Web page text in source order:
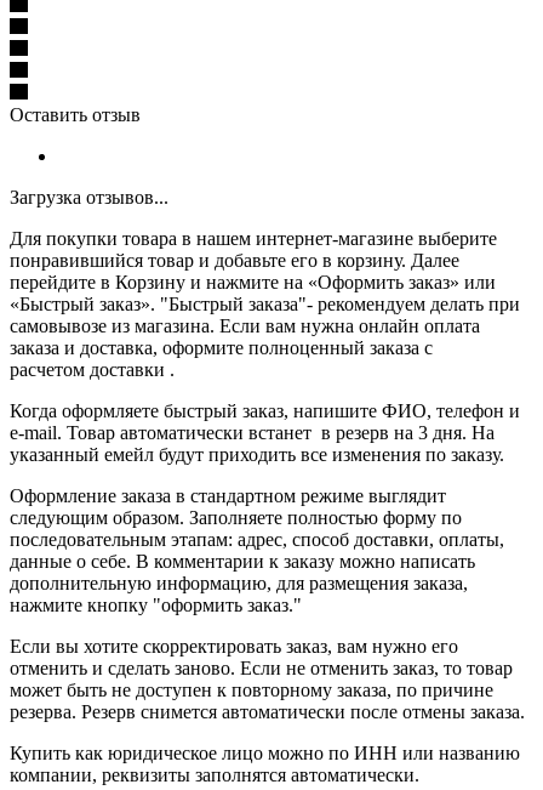
Оставить отзыв
Загрузка отзывов...
Для покупки товара в нашем интернет-магазине выберите
понравившийся товар и добавьте его в корзину. Далее
перейдите в Корзину и нажмите на «Оформить заказ» или
«Быстрый заказ». "Быстрый заказа"- рекомендуем делать при
самовывозе из магазина. Если вам нужна онлайн оплата
заказа и доставка, оформите полноценный заказа с
расчетом доставки .
Когда оформляете быстрый заказ, напишите ФИО, телефон и
e-mail. Товар автоматически встанет в резерв на 3 дня. На
указанный емейл будут приходить все изменения по заказу.
Оформление заказа в стандартном режиме выглядит
следующим образом. Заполняете полностью форму по
последовательным этапам: адрес, способ доставки, оплаты,
данные о себе. В комментарии к заказу можно написать
дополнительную информацию, для размещения заказа,
нажмите кнопку "оформить заказ."
Если вы хотите скорректировать заказ, вам нужно его
отменить и сделать заново. Если не отменить заказ, то товар
может быть не доступен к повторному заказа, по причине
резерва. Резерв снимется автоматически после отмены заказа.
Купить как юридическое лицо можно по ИНН или названию
компании, реквизиты заполнятся автоматически.